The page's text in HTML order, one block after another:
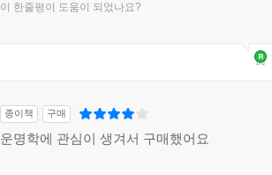
이 한줄평이 도움이 되었나요?
종이책 구매
운명학에 관심이 생겨서 구매했어요